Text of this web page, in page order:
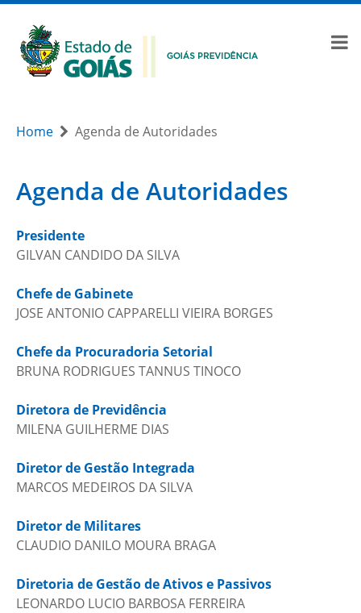
Home Agenda de Autoridades
Agenda de Autoridades
Presidente
GILVAN CANDIDO DA SILVA
Chefe de Gabinete
JOSE ANTONIO CAPPARELLI VIEIRA BORGES
Chefe da Procuradoria Setorial
BRUNA RODRIGUES TANNUS TINOCO
Diretora de Previdência
MILENA GUILHERME DIAS
Diretor de Gestão Integrada
MARCOS MEDEIROS DA SILVA
Diretor de Militares
CLAUDIO DANILO MOURA BRAGA
Diretoria de Gestão de Ativos e Passivos
LEONARDO LUCIO BARBOSA FERREIRA